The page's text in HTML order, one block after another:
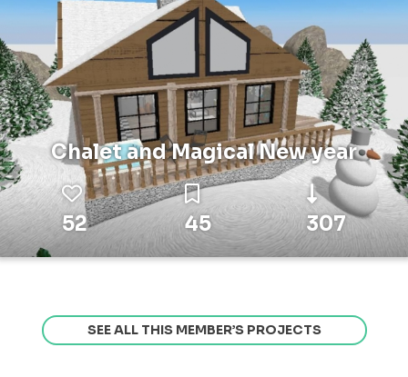
Chalet and Magical New year
52 45 307
SEE ALL THIS MEMBER’S PROJECTS